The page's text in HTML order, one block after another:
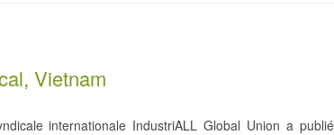
Vietnam
internationale IndustriALL Global Union a